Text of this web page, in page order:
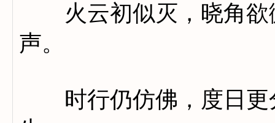
火云初似灭，晓角欲
声。
时行仍仿佛，度日更